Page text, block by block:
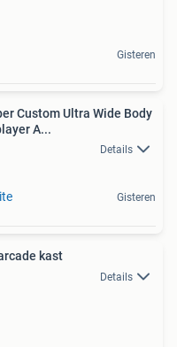
Gisteren
Custom Ultra Wide Body
A...
Details
Gisteren
kast
Details